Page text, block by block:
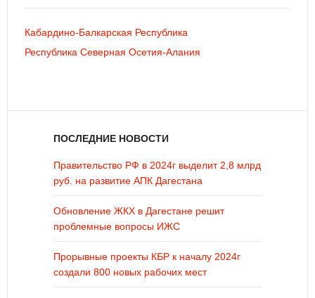
Кабардино-Балкарская Республика
Республика Северная Осетия-Алания
ПОСЛЕДНИЕ НОВОСТИ
Правительство РФ в 2024г выделит 2,8 млрд
руб. на развитие АПК Дагестана
Обновление ЖКХ в Дагестане решит
проблемные вопросы ИЖС
Прорывные проекты КБР к началу 2024г
создали 800 новых рабочих мест